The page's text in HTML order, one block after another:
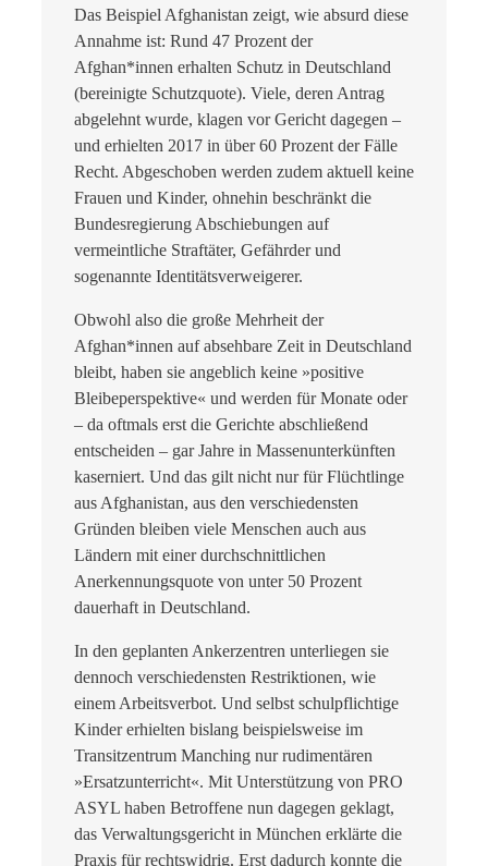
Das Beispiel Afghanistan zeigt, wie absurd diese
Annahme ist: Rund 47 Prozent der
Afghan*innen erhalten Schutz in Deutschland
(bereinigte Schutzquote). Viele, deren Antrag
abgelehnt wurde, klagen vor Gericht dagegen –
und erhielten 2017 in über 60 Prozent der Fälle
Recht. Abgeschoben werden zudem aktuell keine
Frauen und Kinder, ohnehin beschränkt die
Bundesregierung Abschiebungen auf
vermeintliche Straftäter, Gefährder und
sogenannte Identitätsverweigerer.
Obwohl also die große Mehrheit der
Afghan*innen auf absehbare Zeit in Deutschland
bleibt, haben sie angeblich keine »positive
Bleibeperspektive« und werden für Monate oder
– da oftmals erst die Gerichte abschließend
entscheiden – gar Jahre in Massenunterkünften
kaserniert. Und das gilt nicht nur für Flüchtlinge
aus Afghanistan, aus den verschiedensten
Gründen bleiben viele Menschen auch aus
Ländern mit einer durchschnittlichen
Anerkennungsquote von unter 50 Prozent
dauerhaft in Deutschland.
In den geplanten Ankerzentren unterliegen sie
dennoch verschiedensten Restriktionen, wie
einem Arbeitsverbot. Und selbst schulpflichtige
Kinder erhielten bislang beispielsweise im
Transitzentrum Manching nur rudimentären
»Ersatzunterricht«. Mit Unterstützung von PRO
ASYL haben Betroffene nun dagegen geklagt,
das Verwaltungsgericht in München erklärte die
Praxis für rechtswidrig. Erst dadurch konnte die